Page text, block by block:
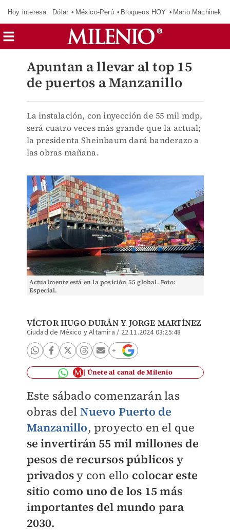
Hoy interesa: Dólar México-Perú Bloqueos HOY Mano Machinek
Apuntan a llevar al top 15
de puertos a Manzanillo
La instalación, con inyección de 55 mil mdp,
será cuatro veces más grande que la actual;
la presidenta Sheinbaum dará banderazo a
las obras mañana.
Actualmente está en la posición 55 global. Foto:
Especial.
VÍCTOR HUGO DURÁNY JORGE MARTÍNEZ
Ciudad de México y Altamira / 22.11.2024 03:25:48
Únete al canal de Milenio
Este sábado comenzarán las
obras del Nuevo Puerto de
Manzanillo, proyecto en el que
se invertirán 55 mil millones de
pesos de recursos públicos y
privadosy con ello colocar este
sitio como uno de los 15 más
importantes del mundo para
2030.